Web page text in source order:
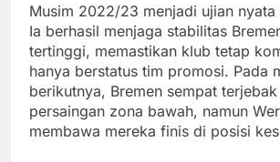
Musim 2022/23 menjadi ujian nyata
Ia berhasil menjaga stabilitas
tertinggi, memastikan klub tetap
hanya berstatus tim promosi. Pada
berikutnya, Bremen sempat
persaingan zona bawah, namun
membawa mereka finis di posisi